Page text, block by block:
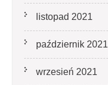
listopad 2021
październik 2021
wrzesień 2021